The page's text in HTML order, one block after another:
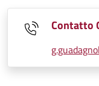
Contatto